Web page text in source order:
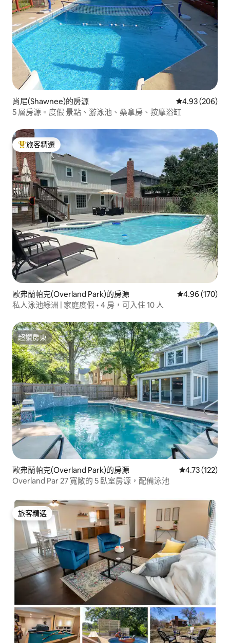
肖尼(Shawnee)的房源 從 206 則評價
4.93 (206)
5 層房源。度假 景點、游泳池、桑拿房、按摩浴缸
旅客精選榜首
旅客精選
歐弗蘭帕克(Overland Park)的房源 從 170 則評價
4.96 (170)
私人泳池綠洲 | 家庭度假 • 4 房，可入住 10 人
超讚房東
超讚房東
歐弗蘭帕克(Overland Park)的房源 從 122 則評價
4.73 (122)
Overland Par 27 寬敞的 5 臥室房源，配備泳池
旅客精選
旅客精選